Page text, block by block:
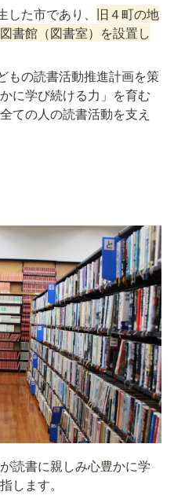
た市であり、 旧４町の地
書館（図書室）を設置し
もの読書活動推進計画を策
に学び続ける力」を育む
ての人の読書活動を支え
読書に親しみ心豊かに学
します。